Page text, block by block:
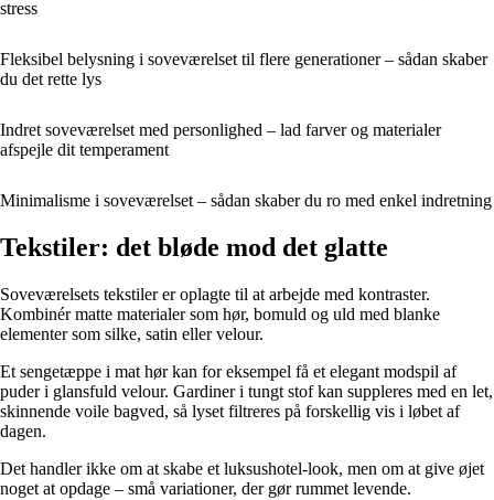
stress
Fleksibel belysning i soveværelset til flere generationer – sådan skaber
du det rette lys
Indret soveværelset med personlighed – lad farver og materialer
afspejle dit temperament
Minimalisme i soveværelset – sådan skaber du ro med enkel indretning
Tekstiler: det bløde mod det glatte
Soveværelsets tekstiler er oplagte til at arbejde med kontraster.
Kombinér matte materialer som hør, bomuld og uld med blanke
elementer som silke, satin eller velour.
Et sengetæppe i mat hør kan for eksempel få et elegant modspil af
puder i glansfuld velour. Gardiner i tungt stof kan suppleres med en let,
skinnende voile bagved, så lyset filtreres på forskellig vis i løbet af
dagen.
Det handler ikke om at skabe et luksushotel-look, men om at give øjet
noget at opdage – små variationer, der gør rummet levende.